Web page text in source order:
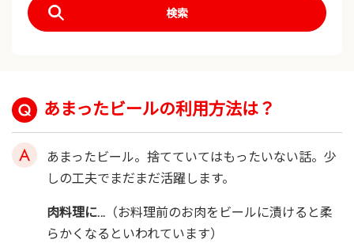
検索
あまったビールの利用方法は？
あまったビール。捨てていてはもったいない話。少
しの工夫でまだまだ活躍します。
肉料理に… （お料理前のお肉をビールに漬けると柔
らかくなるといわれています）